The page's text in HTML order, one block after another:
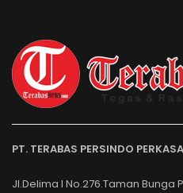
PT. TERABAS PERSINDO PERKASA
Jl.Delima I No.276.Taman Bunga